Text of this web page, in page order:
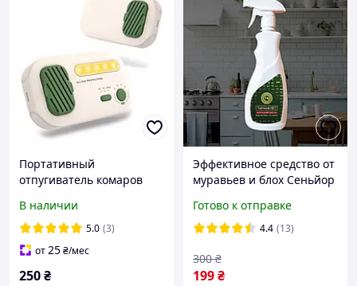
Портативный
отпугиватель комаров
питанием фумигатор
аккумуляторный защита
для кемпинга
В наличии
5.0 (3)
от25₴/мес
250₴
Эффективное средство от
муравьев и блох Сеньйор
средство спрей с
пульверизатором 500 мл
Готово к отправке
4.4 (13)
199₴
300 ₴